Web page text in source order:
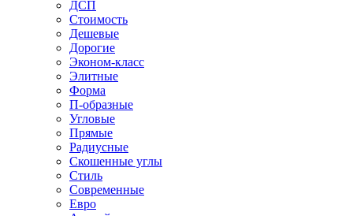
ДСП
Стоимость
Дешевые
Дорогие
Эконом-класс
Элитные
Форма
П-образные
Угловые
Прямые
Радиусные
Скошенные углы
Стиль
Современные
Евро